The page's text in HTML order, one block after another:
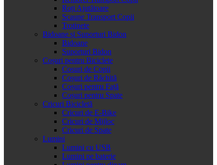
Roți Ajutătoare
Scaune Transport Copii
Trotinete
Bidoane și Suporturi Bidon
Bidoane
Suporturi Bidon
Coșuri pentru Biciclete
Cosuri de Copii
Coșuri de Răchită
Coșuri pentru Față
Coșuri pentru Spate
Cricuri Bicicletă
Cricuri de E-Bike
Cricuri de Mijloc
Cricuri de Spate
Lumini
Lumini cu USB
Lumini pe baterie